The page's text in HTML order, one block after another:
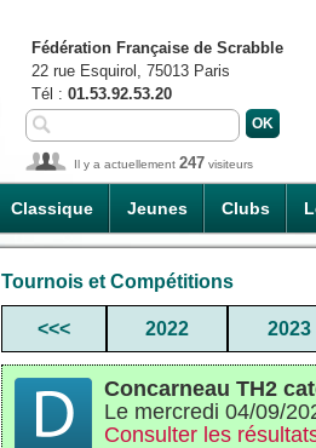
Classique Jeunes Clubs
Fédération Française de Scrabble
22 rue Esquirol, 75013 Paris
Tél : 01.53.92.53.20
Il y a actuellement 247 visiteurs
Tournois et Compétitions
<<< 2022 2023
Concarneau TH2
Le mercredi 04/09/
Consulter les